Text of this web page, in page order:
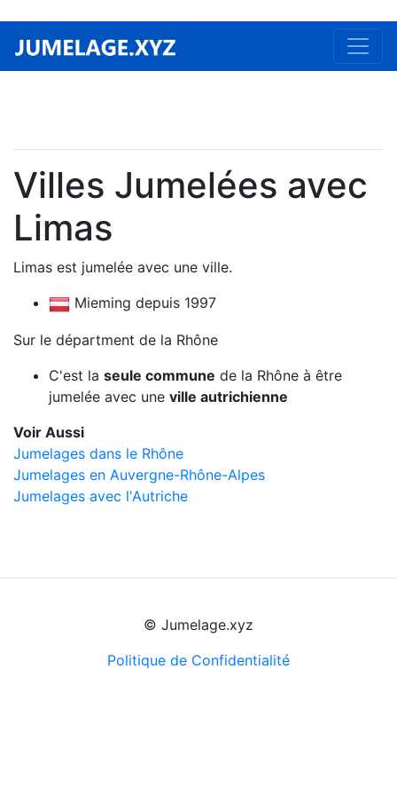
Villes Jumelées avec
Limas
Limas est jumelée avec une ville.
Mieming depuis 1997
Sur le départment de la Rhône
C'est la seule commune de la Rhône à être
jumelée avec une ville autrichienne
Voir Aussi
Jumelages dans le Rhône
Jumelages en Auvergne-Rhône-Alpes
Jumelages avec l'Autriche
© Jumelage.xyz
Politique de Confidentialité